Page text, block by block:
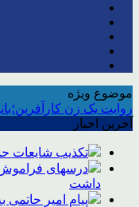
موضوع ویژه
روایت یک زن
آخرین اخبار
تکذیب شایعات
درسهای
داشت
پیام امیر حاتمی